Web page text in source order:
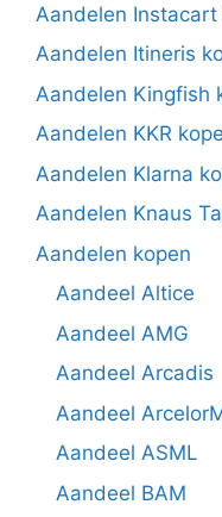
Aandelen Instacart
Aandelen Itineris
Aandelen Kingfish
Aandelen KKR
Aandelen Klarna
Aandelen Knaus
Aandelen kopen
Aandeel Altice
Aandeel AMG
Aandeel Arcadis
Aandeel
Aandeel ASML
Aandeel BAM